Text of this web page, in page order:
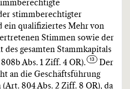
stimmberechtigter
ein qualifiziertes Mehr von
Stimmen sowie der
gesamten Stammkapitals
Abs. 1 Ziff. 4 OR).
Der
an die Geschäftsführung
804 Abs. 2 Ziff. 8 OR), da